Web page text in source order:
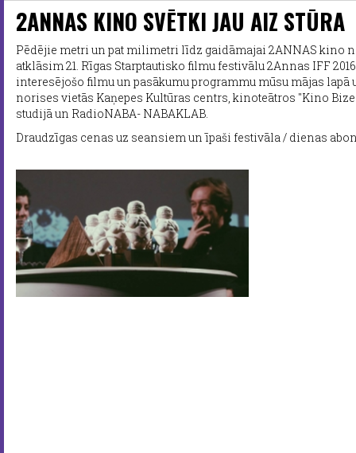
2ANNAS KINO SVĒTKI JAU AIZ STŪRA
Pēdējie metri un pat milimetri līdz gaidāmajai 2ANNAS kino
atklāsim 21. Rīgas Starptautisko filmu festivālu 2Annas IFF
interesējošo filmu un pasākumu programmu mūsu mājas
norises vietās Kaņepes Kultūras centrs, kinoteātros "Kino
studijā un RadioNABA- NABAKLAB.
Draudzīgas cenas uz seansiem un īpaši festivāla / dienas